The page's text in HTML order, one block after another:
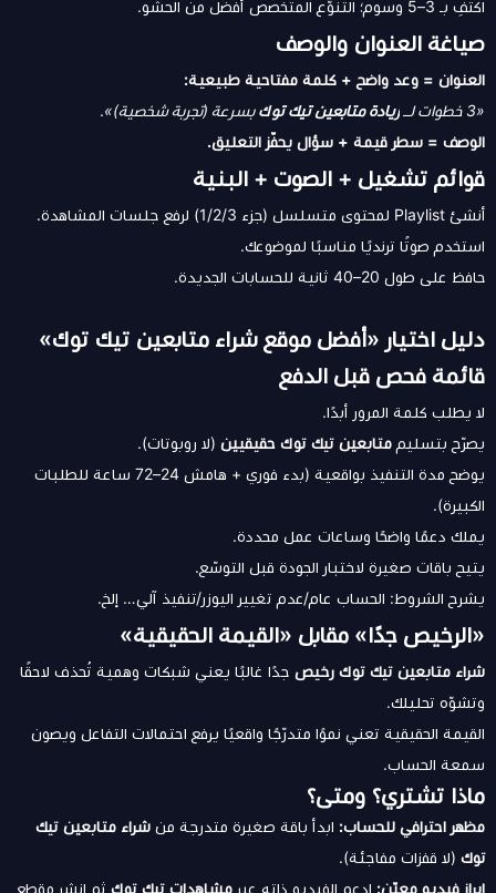
اكتفِ بـ 3–5 وسوم؛ التنوّع المتخصص أفضل من الحشو.
صياغة العنوان والوصف
العنوان = وعد واضح + كلمة مفتاحية طبيعية:
«3 خطوات لــ
زيادة متابعين تيك توك بسرعة (تجربة شخصية)».
الوصف = سطر قيمة + سؤال يحفّز التعليق.
قوائم تشغيل + الصوت + البنية
أنشئ Playlist لمحتوى متسلسل (جزء 1/2/3) لرفع جلسات المشاهدة.
استخدم صوتًا ترنديًا مناسبًا لموضوعك.
حافظ على طول 20–40 ثانية للحسابات الجديدة.
دليل اختيار «أفضل موقع شراء متابعين تيك توك»
قائمة فحص قبل الدفع
لا يطلب كلمة المرور أبدًا.
يصرّح بتسليم متابعين تيك توك حقيقيين (لا روبوتات).
يوضح مدة التنفيذ بواقعية (بدء فوري + هامش 24–72 ساعة للطلبات
الكبيرة).
يملك دعمًا واضحًا وساعات عمل محددة.
يتيح باقات صغيرة لاختبار الجودة قبل التوسّع.
يشرح الشروط: الحساب عام/عدم تغيير اليوزر/تنفيذ آلي… إلخ.
«الرخيص جدًا» مقابل «القيمة الحقيقية»
شراء متابعين تيك توك رخيص جدًا غالبًا يعني شبكات وهمية تُحذف لاحقًا
وتشوّه تحليلك.
القيمة الحقيقية تعني نموًا متدرّجًا واقعيًا يرفع احتمالات التفاعل ويصون
سمعة الحساب.
ماذا تشتري؟ ومتى؟
مظهر احترافي للحساب: ابدأ باقة صغيرة متدرجة من شراء متابعين تيك
توك (لا قفزات مفاجئة).
إبراز فيديو معيّن: ادعم الفيديو ذاته عبر مشاهدات تيك توك ثم انشر مقطع